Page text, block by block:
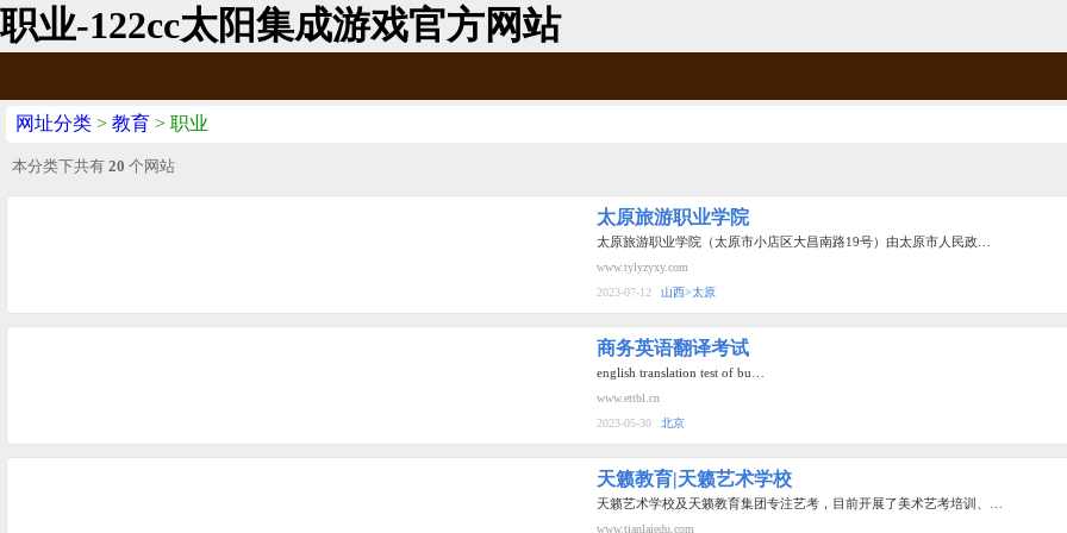
职业-122cc太阳集成游戏官方网站
网址分类 > 教育 > 职业
本分类下共有 20 个网站
太原旅游职业学院
太原旅游职业学院（太原市小店区大昌南路19号）由太原市人民政…
www.tylyzyxy.com
2023-07-12
山西>太原
商务英语翻译考试
english translation test of bu…
www.ettbl.cn
2023-05-30
北京
天籁教育|天籁艺术学校
天籁艺术学校及天籁教育集团专注艺考，目前开展了美术艺考培训、…
www.tianlaiedu.com